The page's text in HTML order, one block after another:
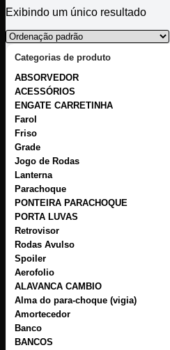
Exibindo um único resultado
Categorias de produto
ABSORVEDOR
ACESSÓRIOS
ENGATE CARRETINHA
Farol
Friso
Grade
Jogo de Rodas
Lanterna
Parachoque
PONTEIRA PARACHOQUE
PORTA LUVAS
Retrovisor
Rodas Avulso
Spoiler
Aerofolio
ALAVANCA CAMBIO
Alma do para-choque (vigia)
Amortecedor
Banco
BANCOS